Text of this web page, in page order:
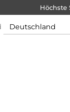
Höchste